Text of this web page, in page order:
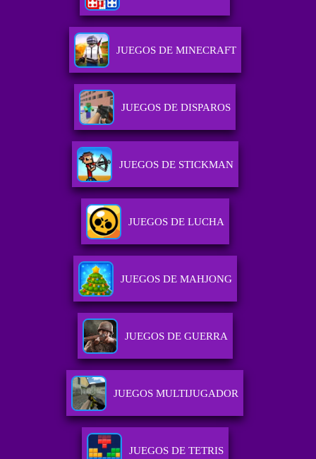
JUEGOS DE MINECRAFT
JUEGOS DE DISPAROS
JUEGOS DE STICKMAN
JUEGOS DE LUCHA
JUEGOS DE MAHJONG
JUEGOS DE GUERRA
JUEGOS MULTIJUGADOR
JUEGOS DE TETRIS